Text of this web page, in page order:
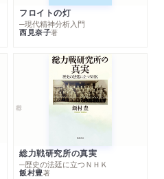
フロイトの灯
─現代精神分析入門
西見奈子著
総力戦研究所の真実
─歴史の法廷に立つＮＨＫ
飯村豊著